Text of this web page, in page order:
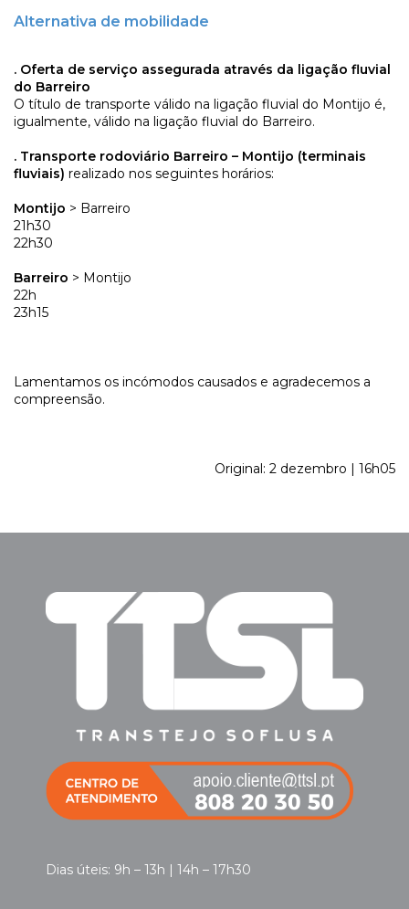
Alternativa de mobilidade
. Oferta de serviço assegurada através da ligação fluvial
do Barreiro
O título de transporte válido na ligação fluvial do Montijo é,
igualmente, válido na ligação fluvial do Barreiro.
. Transporte rodoviário Barreiro – Montijo (terminais
fluviais) realizado nos seguintes horários:
Montijo > Barreiro
21h30
22h30
Barreiro > Montijo
22h
23h15
Lamentamos os incómodos causados e agradecemos a
compreensão.
Original: 2 dezembro | 16h05
Dias úteis: 9h – 13h | 14h – 17h30